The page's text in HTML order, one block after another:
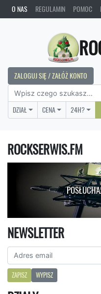
O NAS REGULAMIN POMOC
ZALOGUJ SIĘ / ZAŁÓŻ KONTO
DZIAŁ CENA 24H?
ROCKSERWIS.FM
NEWSLETTER
ZAPISZ WYPISZ